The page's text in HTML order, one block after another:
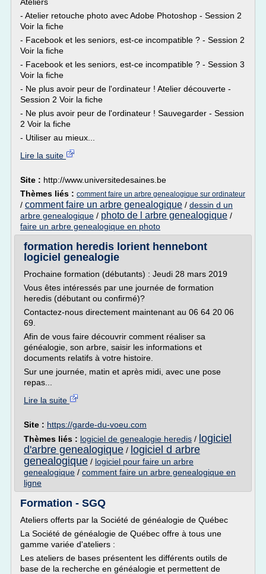
- Atelier retouche photo avec Adobe Photoshop - Session 2
Voir la fiche
- Facebook et les seniors, est-ce incompatible ? - Session 2
Voir la fiche
- Facebook et les seniors, est-ce incompatible ? - Session 3
Voir la fiche
- Ne plus avoir peur de l'ordinateur ! Atelier découverte -
Session 2 Voir la fiche
- Ne plus avoir peur de l'ordinateur ! Sauvegarder - Session
2 Voir la fiche
- Utiliser au mieux...
Lire la suite
Site : http://www.universitedesaines.be
Thèmes liés : comment faire un arbre genealogique sur ordinateur
/ comment faire un arbre genealogique / dessin d un
arbre genealogique / photo de l arbre genealogique /
faire un arbre genealogique en photo
formation heredis lorient hennebont
logiciel genealogie
Prochaine formation (débutants) : Jeudi 28 mars 2019
Vous êtes intéressés par une journée de formation
heredis (débutant ou confirmé)?
Contactez-nous directement maintenant au 06 64 20 06
69.
Afin de vous faire découvrir comment réaliser sa
généalogie, son arbre, saisir les informations et
documents relatifs à votre histoire.
Sur une journée, matin et après midi, avec une pose
repas...
Lire la suite
Site : https://garde-du-voeu.com
Thèmes liés : logiciel de genealogie heredis / logiciel
d'arbre genealogique / logiciel d arbre
genealogique / logiciel pour faire un arbre
genealogique / comment faire un arbre genealogique en
ligne
Formation - SGQ
Ateliers offerts par la Société de généalogie de Québec
La Société de généalogie de Québec offre à tous une
gamme variée d'ateliers :
Les ateliers de bases présentent les différents outils de
base de la recherche en généalogie et permettent de